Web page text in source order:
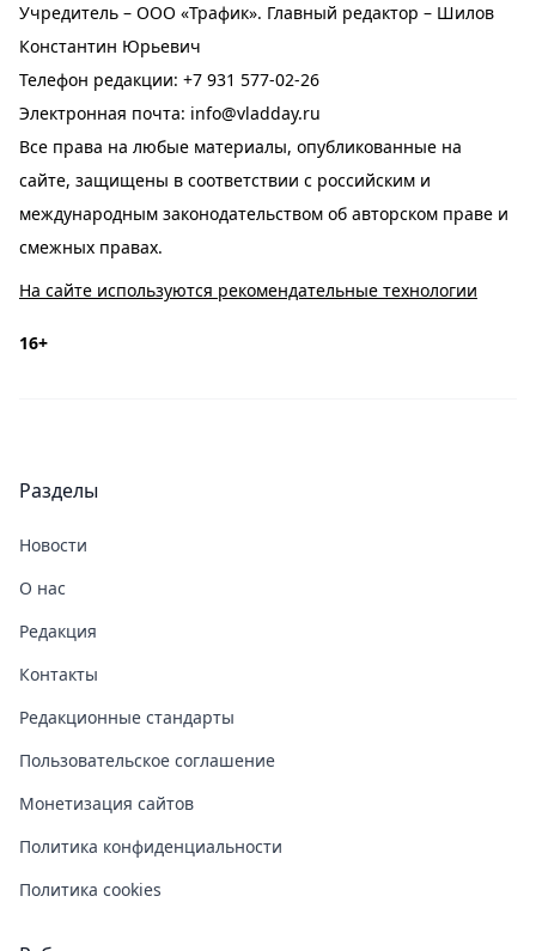
Учредитель – ООО «Трафик». Главный редактор – Шилов
Константин Юрьевич
Телефон редакции: +7 931 577-02-26
Электронная почта: info@vladday.ru
Все права на любые материалы, опубликованные на
сайте, защищены в соответствии с российским и
международным законодательством об авторском праве и
смежных правах.
На сайте используются рекомендательные технологии
16+
Разделы
Новости
О нас
Редакция
Контакты
Редакционные стандарты
Пользовательское соглашение
Монетизация сайтов
Политика конфиденциальности
Политика cookies